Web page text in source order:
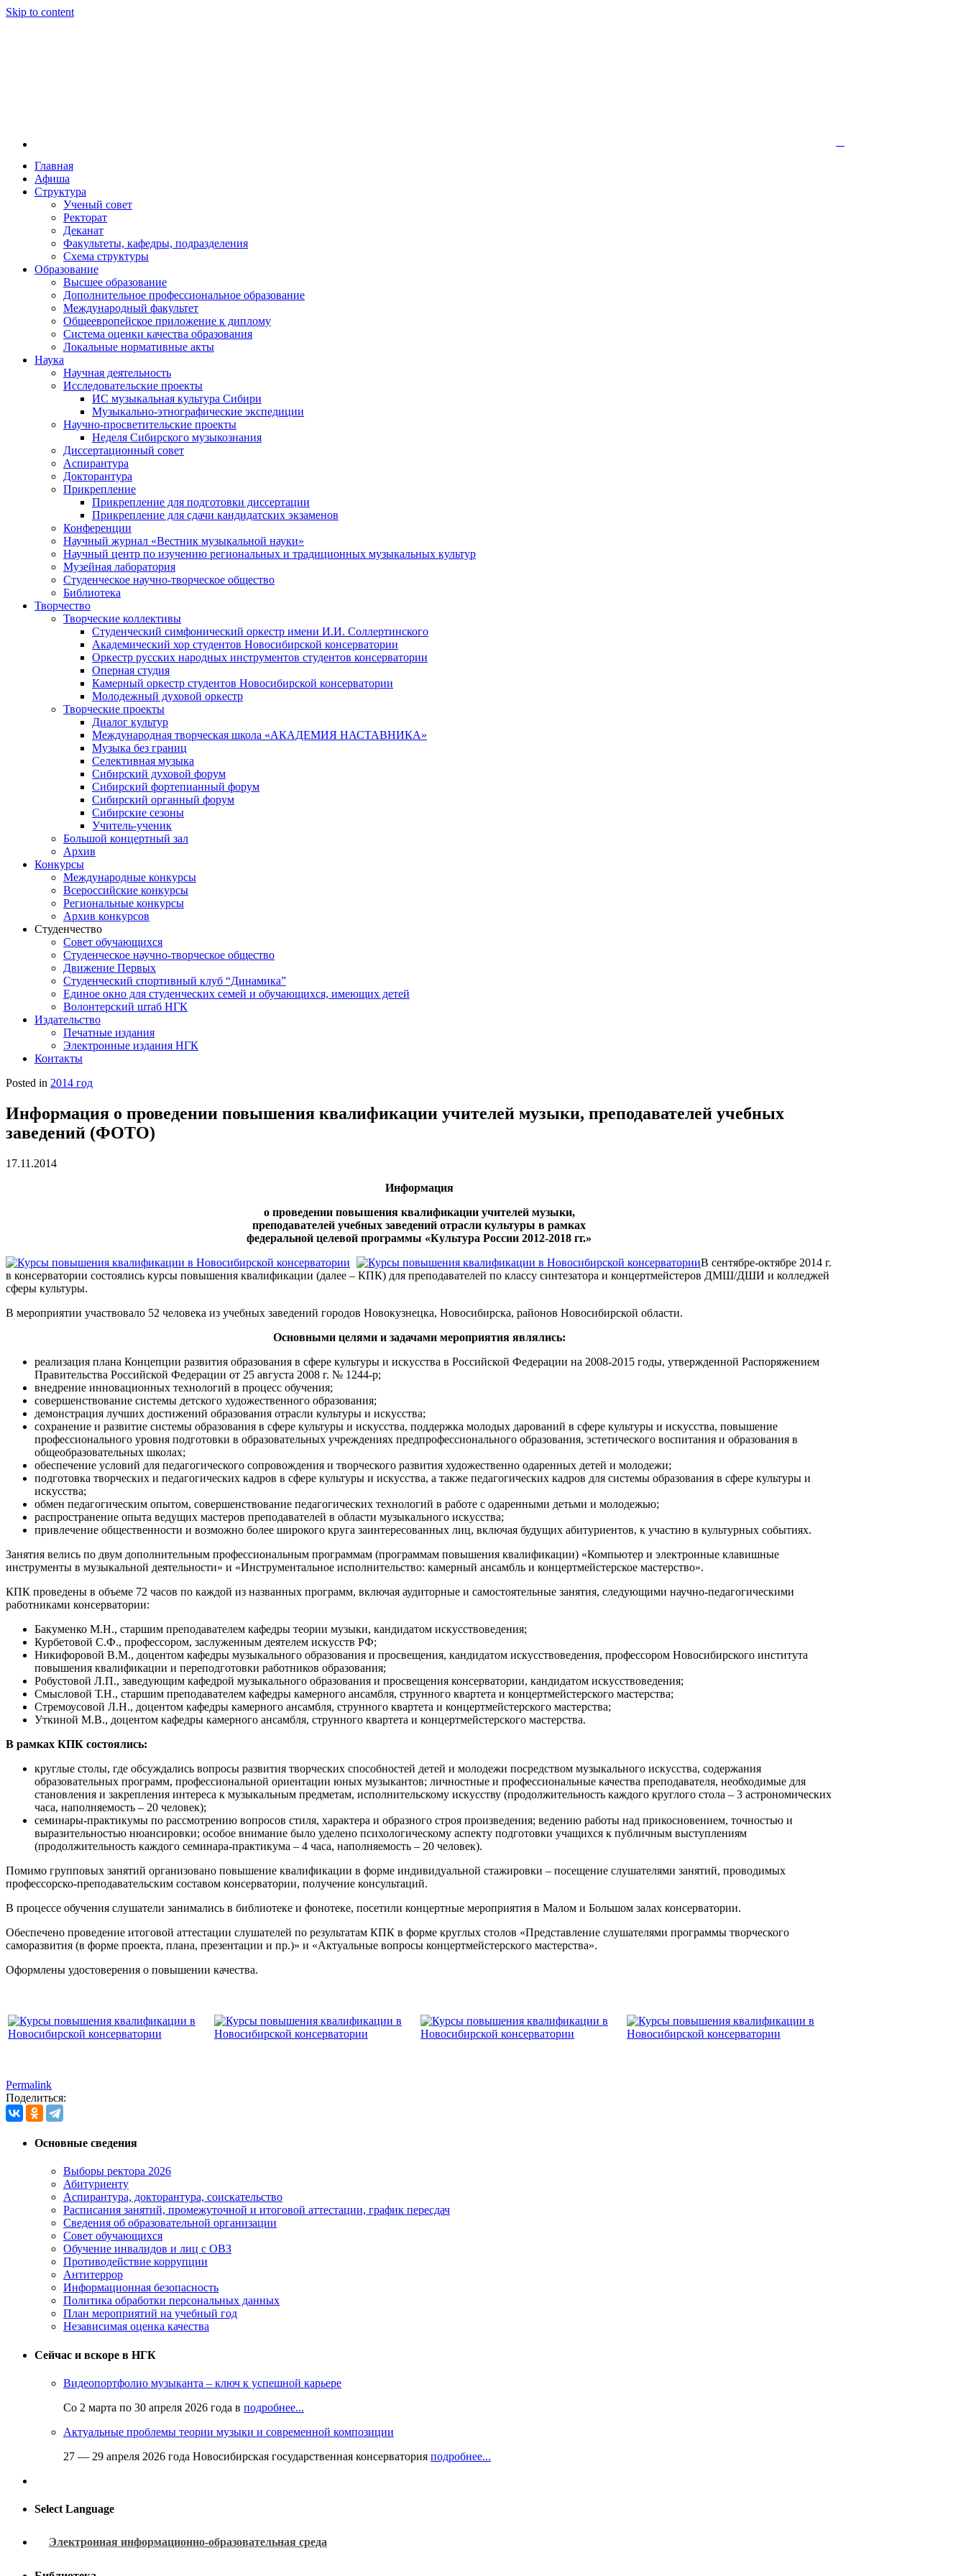
Skip to content
Новосибирская государственная консерватория имени М. И. Глинки
Новосибирская государственная консерватория имени М. И. Глинки — высшее музыкальное учебное заведение в Новосибирске. Основанная в 1956
году распоряжением совмина РСФСР и указом министерства культуры РСФСР, консерватория стала первым музыкальным высшим учебным
заведением в Сибири[2] и до сих пор остаётся единственным за пределами европейской части России[3]. С 1957 года она носит имя Михаила Ивановича
Глинки.
Главная
Афиша
Структура
Ученый совет
Ректорат
Деканат
Факультеты, кафедры, подразделения
Схема структуры
Образование
Высшее образование
Дополнительное профессиональное образование
Международный факультет
Общеевропейское приложение к диплому
Система оценки качества образования
Локальные нормативные акты
Наука
Научная деятельность
Исследовательские проекты
ИС музыкальная культура Сибири
Музыкально-этнографические экспедиции
Научно-просветительские проекты
Неделя Сибирского музыкознания
Диссертационный совет
Аспирантура
Докторантура
Прикрепление
Прикрепление для подготовки диссертации
Прикрепление для сдачи кандидатских экзаменов
Конференции
Научный журнал «Вестник музыкальной науки»
Научный центр по изучению региональных и традиционных музыкальных культур
Музейная лаборатория
Студенческое научно-творческое общество
Библиотека
Творчество
Творческие коллективы
Студенческий симфонический оркестр имени И.И. Соллертинского
Академический хор студентов Новосибирской консерватории
Оркестр русских народных инструментов студентов консерватории
Оперная студия
Камерный оркестр студентов Новосибирской консерватории
Молодежный духовой оркестр
Творческие проекты
Диалог культур
Международная творческая школа «АКАДЕМИЯ НАСТАВНИКА»
Музыка без границ
Селективная музыка
Сибирский духовой форум
Сибирский фортепианный форум
Сибирский органный форум
Сибирские сезоны
Учитель-ученик
Большой концертный зал
Архив
Конкурсы
Международные конкурсы
Всероссийские конкурсы
Региональные конкурсы
Архив конкурсов
Студенчество
Совет обучающихся
Студенческое научно-творческое общество
Движение Первых
Студенческий спортивный клуб “Динамика”
Единое окно для студенческих семей и обучающихся, имеющих детей
Волонтерский штаб НГК
Издательство
Печатные издания
Электронные издания НГК
Контакты
Posted in 2014 год
Информация о проведении повышения квалификации учителей музыки, преподавателей учебных
заведений (ФОТО)
17.11.2014
Информация
о проведении повышения квалификации учителей музыки,
преподавателей учебных заведений отрасли культуры в рамках
федеральной целевой программы «Культура России 2012-2018 гг.»
В сентябре-октябре 2014 г.
в консерватории состоялись курсы повышения квалификации (далее – КПК) для преподавателей по классу синтезатора и концертмейстеров ДМШ/ДШИ и колледжей
сферы культуры.
В мероприятии участвовало 52 человека из учебных заведений городов Новокузнецка, Новосибирска, районов Новосибирской области.
Основными целями и задачами мероприятия являлись:
реализация плана Концепции развития образования в сфере культуры и искусства в Российской Федерации на 2008-2015 годы, утвержденной Распоряжением
Правительства Российской Федерации от 25 августа 2008 г. № 1244-р;
внедрение инновационных технологий в процесс обучения;
совершенствование системы детского художественного образования;
демонстрация лучших достижений образования отрасли культуры и искусства;
сохранение и развитие системы образования в сфере культуры и искусства, поддержка молодых дарований в сфере культуры и искусства, повышение
профессионального уровня подготовки в образовательных учреждениях предпрофессионального образования, эстетического воспитания и образования в
общеобразовательных школах;
обеспечение условий для педагогического сопровождения и творческого развития художественно одаренных детей и молодежи;
подготовка творческих и педагогических кадров в сфере культуры и искусства, а также педагогических кадров для системы образования в сфере культуры и
искусства;
обмен педагогическим опытом, совершенствование педагогических технологий в работе с одаренными детьми и молодежью;
распространение опыта ведущих мастеров преподавателей в области музыкального искусства;
привлечение общественности и возможно более широкого круга заинтересованных лиц, включая будущих абитуриентов, к участию в культурных событиях.
Занятия велись по двум дополнительным профессиональным программам (программам повышения квалификации) «Компьютер и электронные клавишные
инструменты в музыкальной деятельности» и «Инструментальное исполнительство: камерный ансамбль и концертмейстерское мастерство».
КПК проведены в объеме 72 часов по каждой из названных программ, включая аудиторные и самостоятельные занятия, следующими научно-педагогическими
работниками консерватории:
Бакуменко М.Н., старшим преподавателем кафедры теории музыки, кандидатом искусствоведения;
Курбетовой С.Ф., профессором, заслуженным деятелем искусств РФ;
Никифоровой В.М., доцентом кафедры музыкального образования и просвещения, кандидатом искусствоведения, профессором Новосибирского института
повышения квалификации и переподготовки работников образования;
Робустовой Л.П., заведующим кафедрой музыкального образования и просвещения консерватории, кандидатом искусствоведения;
Смысловой Т.Н., старшим преподавателем кафедры камерного ансамбля, струнного квартета и концертмейстерского мастерства;
Стремоусовой Л.Н., доцентом кафедры камерного ансамбля, струнного квартета и концертмейстерского мастерства;
Уткиной М.В., доцентом кафедры камерного ансамбля, струнного квартета и концертмейстерского мастерства.
В рамках КПК состоялись:
круглые столы, где обсуждались вопросы развития творческих способностей детей и молодежи посредством музыкального искусства, содержания
образовательных программ, профессиональной ориентации юных музыкантов; личностные и профессиональные качества преподавателя, необходимые для
становления и закрепления интереса к музыкальным предметам, исполнительскому искусству (продолжительность каждого круглого стола – 3 астрономических
часа, наполняемость – 20 человек);
семинары-практикумы по рассмотрению вопросов стиля, характера и образного строя произведения; ведению работы над прикосновением, точностью и
выразительностью нюансировки; особое внимание было уделено психологическому аспекту подготовки учащихся к публичным выступлениям
(продолжительность каждого семинара-практикума – 4 часа, наполняемость – 20 человек).
Помимо групповых занятий организовано повышение квалификации в форме индивидуальной стажировки – посещение слушателями занятий, проводимых
профессорско-преподавательским составом консерватории, получение консультаций.
В процессе обучения слушатели занимались в библиотеке и фонотеке, посетили концертные мероприятия в Малом и Большом залах консерватории.
Обеспечено проведение итоговой аттестации слушателей по результатам КПК в форме круглых столов «Представление слушателями программы творческого
саморазвития (в форме проекта, плана, презентации и пр.)» и «Актуальные вопросы концертмейстерского мастерства».
Оформлены удостоверения о повышении качества.
Permalink
Поделиться:
Основные сведения
Выборы ректора 2026
Абитуриенту
Аспирантура, докторантура, соискательство
Расписания занятий, промежуточной и итоговой аттестации, график пересдач
Сведения об образовательной организации
Совет обучающихся
Обучение инвалидов и лиц с ОВЗ
Противодействие коррупции
Антитеррор
Информационная безопасность
Политика обработки персональных данных
План мероприятий на учебный год
Независимая оценка качества
Сейчас и вскоре в НГК
Видеопортфолио музыканта – ключ к успешной карьере
Со 2 марта по 30 апреля 2026 года в подробнее...
Актуальные проблемы теории музыки и современной композиции
27 — 29 апреля 2026 года Новосибирская государственная консерватория подробнее...
Select Language
Электронная информационно-образовательная среда